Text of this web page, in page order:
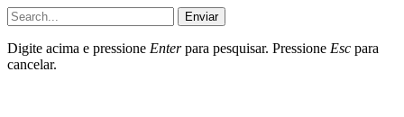
Enviar
Digite acima e pressione Enterpara pesquisar. Pressione Esc para
cancelar.